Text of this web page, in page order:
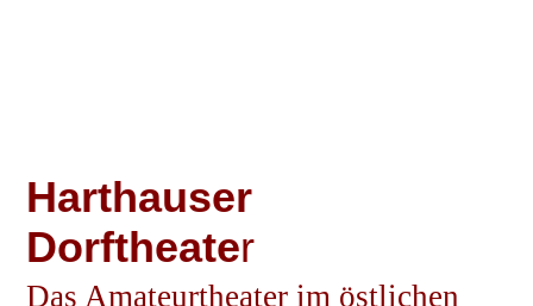
Harthauser
Dorftheater
Das Amateurtheater im östlichen